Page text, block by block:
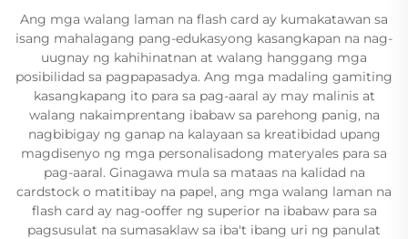
Ang mga walang laman na flash card ay kumakatawan sa
isang mahalagang pang-edukasyong kasangkapan na nag-
uugnay ng kahihinatnan at walang hanggang mga
posibilidad sa pagpapasadya. Ang mga madaling gamiting
kasangkapang ito para sa pag-aaral ay may malinis at
walang nakaimprentang ibabaw sa parehong panig, na
nagbibigay ng ganap na kalayaan sa kreatibidad upang
magdisenyo ng mga personalisadong materyales para sa
pag-aaral. Ginagawa mula sa mataas na kalidad na
cardstock o matitibay na papel, ang mga walang laman na
flash card ay nag-ooffer ng superior na ibabaw para sa
pagsusulat na sumasaklaw sa iba't ibang uri ng panulat